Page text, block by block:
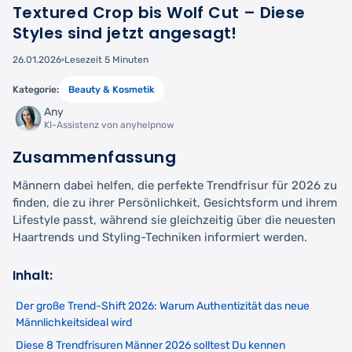
Textured Crop bis Wolf Cut – Diese
Styles sind jetzt angesagt!
26.01.2026 Lesezeit 5 Minuten
Kategorie: Beauty & Kosmetik
Any
KI-Assistenz von anyhelpnow
Zusammenfassung
Männern dabei helfen, die perfekte Trendfrisur für 2026 zu
finden, die zu ihrer Persönlichkeit, Gesichtsform und ihrem
Lifestyle passt, während sie gleichzeitig über die neuesten
Haartrends und Styling-Techniken informiert werden.
Inhalt:
Der große Trend-Shift 2026: Warum Authentizität das neue
Männlichkeitsideal wird
Diese 8 Trendfrisuren Männer 2026 solltest Du kennen